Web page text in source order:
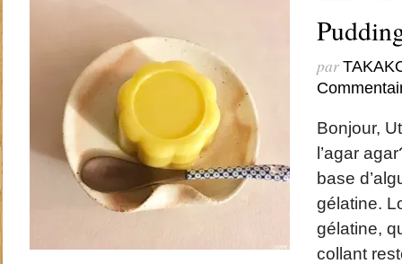
par
Bonjour,
l’agar
base
gélatine.
gélatine,
collant